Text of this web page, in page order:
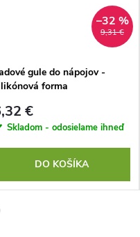
9,31 €
–32 %
gule do nápojov -
forma
€
Skladom - odosielame ihneď
DO KOŠÍKA